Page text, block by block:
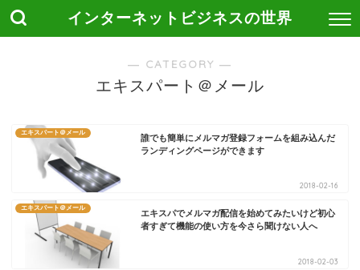
インターネットビジネスの世界
― CATEGORY ―
エキスパート＠メール
エキスパート＠メール
誰でも簡単にメルマガ登録フォームを組み込んだ
ランディングページができます
2018-02-16
エキスパート＠メール
エキスパでメルマガ配信を始めてみたいけど初心
者すぎて機能の使い方を今さら聞けない人へ
2018-02-03